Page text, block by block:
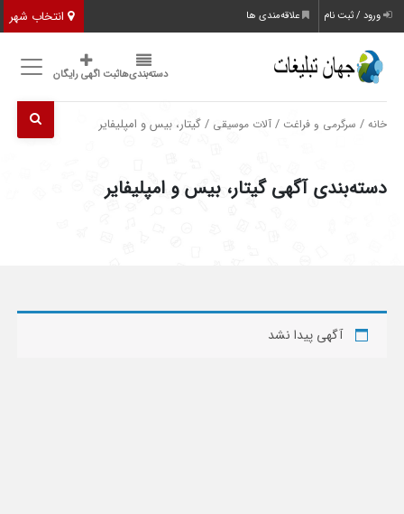
انتخاب شهر ورود / ثبت نام علاقه‌مندی ها
دسته‌بندی‌هاثبت اگهی رایگان
خانه / سرگرمی و فراغت /آلات موسیقی / گیتار، بیس و امپلیفایر
دسته‌بندی آگهی گیتار، بیس و امپلیفایر
آگهی پیدا نشد